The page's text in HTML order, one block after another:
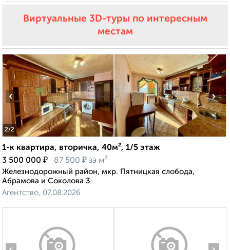
Виртуальные 3D-туры по интересным
местам
2/2
‹ ›
1-к квартира, вторичка, 40м², 1/5 этаж
3 500 000 ₽ 87 500 ₽ за м²
Железнодорожный район, мкр. Пятницкая слобода,
Абрамова и Соколова 3
Агентство, 07.08.2026